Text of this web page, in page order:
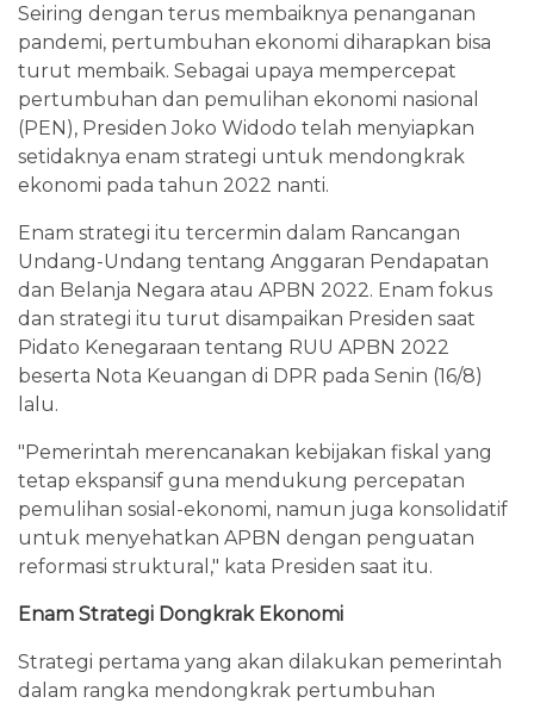
Seiring dengan terus membaiknya penanganan
pandemi, pertumbuhan ekonomi diharapkan bisa
turut membaik. Sebagai upaya mempercepat
pertumbuhan dan pemulihan ekonomi nasional
(PEN), Presiden Joko Widodo telah menyiapkan
setidaknya enam strategi untuk mendongkrak
ekonomi pada tahun 2022 nanti.
Enam strategi itu tercermin dalam Rancangan
Undang-Undang tentang Anggaran Pendapatan
dan Belanja Negara atau APBN 2022. Enam fokus
dan strategi itu turut disampaikan Presiden saat
Pidato Kenegaraan tentang RUU APBN 2022
beserta Nota Keuangan di DPR pada Senin (16/8)
lalu.
"Pemerintah merencanakan kebijakan fiskal yang
tetap ekspansif guna mendukung percepatan
pemulihan sosial-ekonomi, namun juga konsolidatif
untuk menyehatkan APBN dengan penguatan
reformasi struktural," kata Presiden saat itu.
Enam Strategi Dongkrak Ekonomi
Strategi pertama yang akan dilakukan pemerintah
dalam rangka mendongkrak pertumbuhan